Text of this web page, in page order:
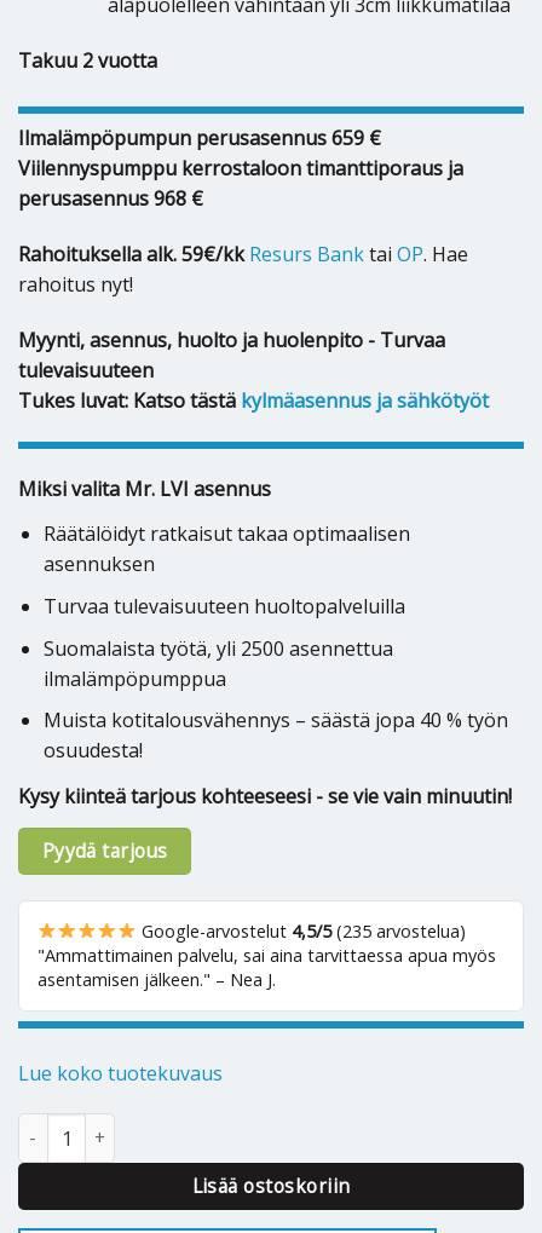
Takuu 2 vuotta
Ilmalämpöpumpun perusasennus 659 €
Viilennyspumppu kerrostaloon timanttiporaus ja
perusasennus 968 €
Rahoituksella alk. 59€/kk Resurs Banktai OP. Hae
rahoitus nyt!
Myynti, asennus, huolto ja huolenpito - Turvaa
tulevaisuuteen
Tukes luvat: Katso tästä kylmäasennus ja sähkötyöt
Miksi valita Mr. LVI asennus
Räätälöidyt ratkaisut takaa optimaalisen
asennuksen
Turvaa tulevaisuuteen huoltopalveluilla
Suomalaista työtä, yli 2500 asennettua
ilmalämpöpumppua
Muista kotitalousvähennys – säästä jopa 40 % työn
osuudesta!
Kysy kiinteä tarjous kohteeseesi - se vie vain minuutin!
Google-arvostelut 4,5/5(235 arvostelua)
"Ammattimainen palvelu, sai aina tarvittaessa apua myös
asentamisen jälkeen." – Nea J.
Pyydä tarjous
Lue koko tuotekuvaus
Ilmalämpöpumppu Panasonic TZ35CKE määrä
Lisää ostoskoriin
Alternative: